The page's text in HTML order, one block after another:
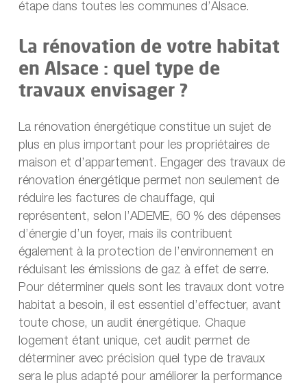
étape dans toutes les communes d’Alsace.
La rénovation de votre habitat
en Alsace : quel type de
travaux envisager ?
La rénovation énergétique constitue un sujet de
plus en plus important pour les propriétaires de
maison et d’appartement. Engager des travaux de
rénovation énergétique permet non seulement de
réduire les factures de chauffage, qui
représentent, selon l’ADEME, 60 % des dépenses
d’énergie d’un foyer, mais ils contribuent
également à la protection de l’environnement en
réduisant les émissions de gaz à effet de serre.
Pour déterminer quels sont les travaux dont votre
habitat a besoin, il est essentiel d’effectuer, avant
toute chose, un audit énergétique. Chaque
logement étant unique, cet audit permet de
déterminer avec précision quel type de travaux
sera le plus adapté pour améliorer la performance